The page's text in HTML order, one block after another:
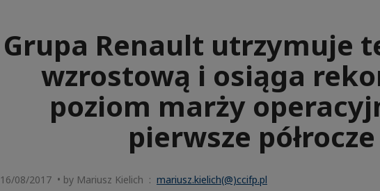
Grupa Renault utrzymuje
wzrostową i osiąga
poziom marży
pierwsze półrocze
16/08/2017 • by Mariusz Kielich : mariusz.kielich(@)ccifp.pl